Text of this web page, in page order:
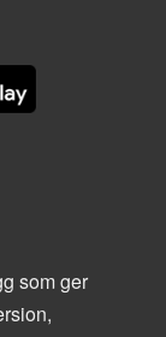
som ger